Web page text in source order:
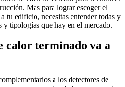
Mas para lograr escoger el
tu edificio, necesitas entender todas y
y tipologías que hay en el mercado.
calor terminado va a
a los detectores de